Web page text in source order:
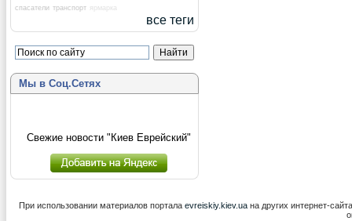
спасатели транспорт ярмарка
все теги
Мы в Соц.Сетях
Свежие новости "Киев Еврейский"
При использовании материалов порталаevreiskiy.kiev.ua на других интернет-